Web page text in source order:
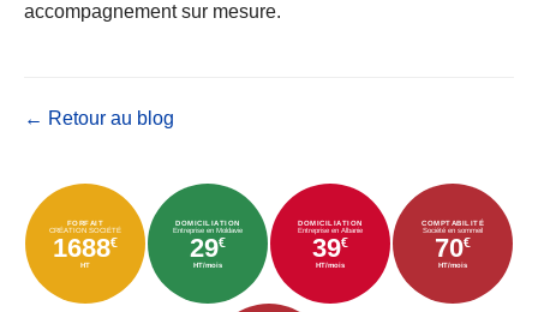
accompagnement sur mesure.
← Retour au blog
FORFAIT
CRÉATION SOCIÉTÉ
1688€
HT
DOMICILIATION
Entreprise en Moldavie
29€
HT/mois
DOMICILIATION
Entreprise en Albanie
39€
HT/mois
COMPTABILITÉ
Société en sommeil
70€
HT/mois